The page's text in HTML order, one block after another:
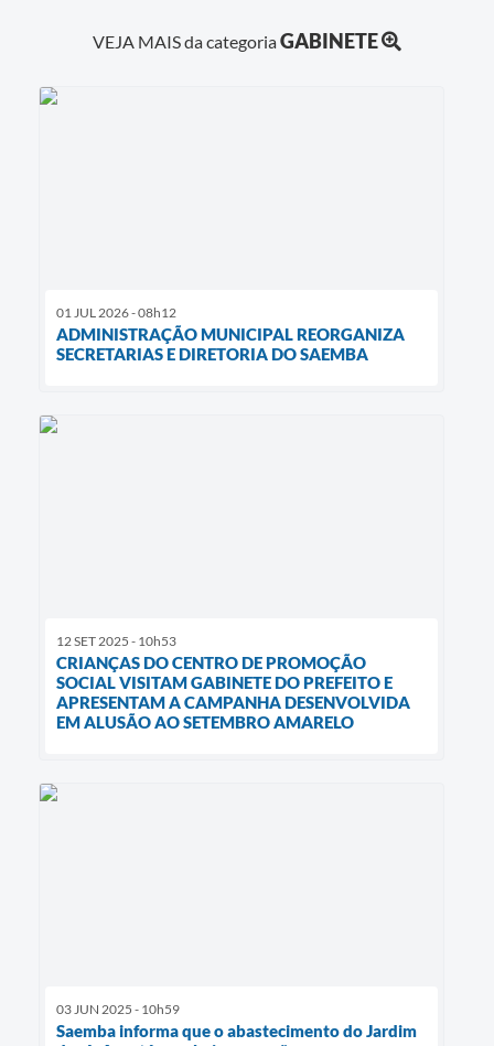
VEJA MAIS da categoriaGABINETE
01 JUL 2026 - 08h12
ADMINISTRAÇÃO MUNICIPAL REORGANIZA
SECRETARIAS E DIRETORIA DO SAEMBA
12 SET 2025 - 10h53
CRIANÇAS DO CENTRO DE PROMOÇÃO
SOCIAL VISITAM GABINETE DO PREFEITO E
APRESENTAM A CAMPANHA DESENVOLVIDA
EM ALUSÃO AO SETEMBRO AMARELO
03 JUN 2025 - 10h59
Saemba informa que o abastecimento do Jardim